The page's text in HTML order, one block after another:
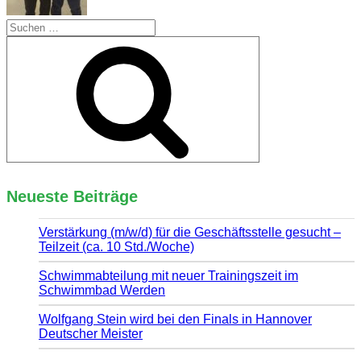
Suchen
nach:
Neueste Beiträge
Verstärkung (m/w/d) für die Geschäftsstelle gesucht –
Teilzeit (ca. 10 Std./Woche)
Schwimmabteilung mit neuer Trainingszeit im
Schwimmbad Werden
Wolfgang Stein wird bei den Finals in Hannover
Deutscher Meister